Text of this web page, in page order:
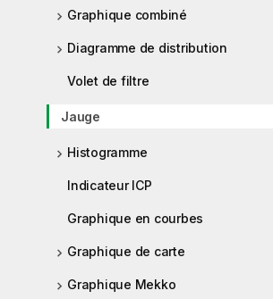
Graphique combiné
Diagramme de distribution
Volet de filtre
Jauge
Histogramme
Indicateur ICP
Graphique en courbes
Graphique de carte
Graphique Mekko